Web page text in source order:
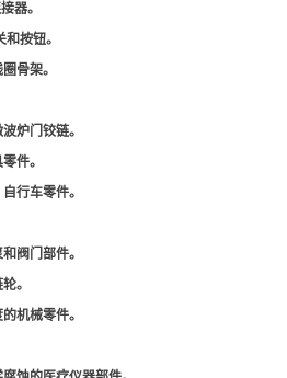
器。
按钮。
骨架。
炉门铰链。
件。
行车零件。
阀门部件。
。
机械零件。